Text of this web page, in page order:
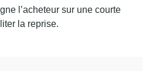
l’acheteur sur une courte
la reprise.